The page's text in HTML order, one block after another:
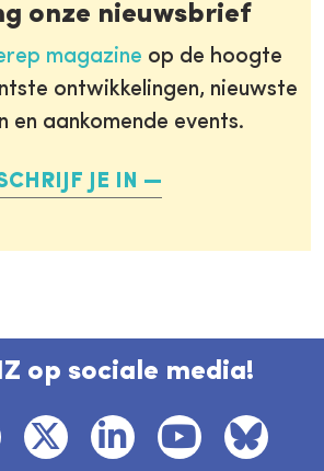
onze nieuwsbrief
magazine op de hoogte
ontwikkelingen, nieuwste
en aankomende events.
JE IN
op sociale media!